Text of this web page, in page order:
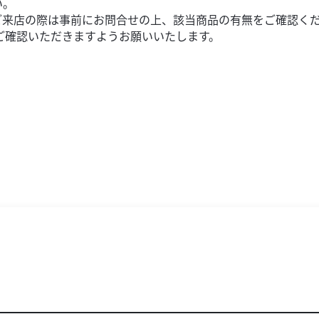
店の際は事前にお問合せの上、該当商品の有無をご確認く
認いただきますようお願いいたします。